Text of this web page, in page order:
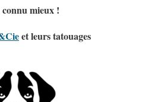
mieux !
et leurs tatouages